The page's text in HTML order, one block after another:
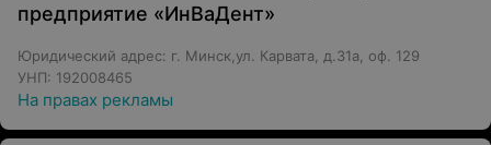
предприятие «ИнВаДент»
Юридический адрес: г. Минск,ул. Карвата, д.31а, оф. 129
УНП: 192008465
На правах рекламы